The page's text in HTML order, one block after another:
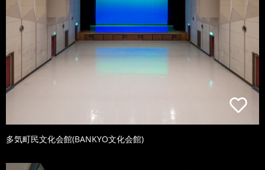
多気町民文化会館(BANKYO文化会館)